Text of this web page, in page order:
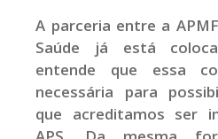
A parceria entre a
Saúde já está
entende que essa
necessária para
que acreditamos ser